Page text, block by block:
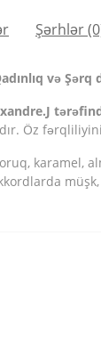
Şərhlər
və
Öz
karamel,